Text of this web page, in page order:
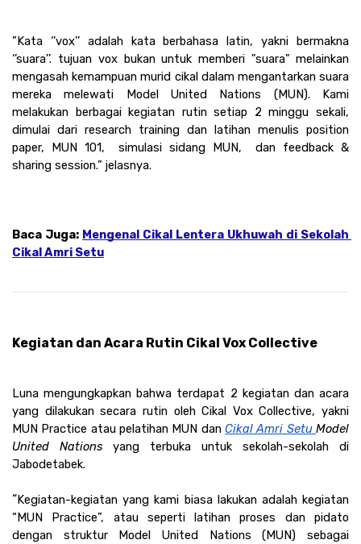
”Kata ‘’vox’’ adalah kata berbahasa latin, yakni bermakna
‘’suara’’. tujuan vox bukan untuk memberi "suara" melainkan
mengasah kemampuan murid cikal dalam mengantarkan suara
mereka melewati Model United Nations (MUN). Kami
melakukan berbagai kegiatan rutin setiap 2 minggu sekali,
dimulai dari research training dan latihan menulis position
paper, MUN 101,  simulasi sidang MUN,  dan feedback &
sharing session.” jelasnya.
Baca Juga: Mengenal Cikal Lentera Ukhuwah di Sekolah
Cikal Amri Setu
Kegiatan dan Acara Rutin Cikal Vox Collective
Luna mengungkapkan bahwa terdapat 2 kegiatan dan acara
yang dilakukan secara rutin oleh Cikal Vox Collective, yakni
MUN Practice atau pelatihan MUN dan Cikal Amri Setu Model
United Nations yang terbuka untuk sekolah-sekolah di
Jabodetabek.
“Kegiatan-kegiatan yang kami biasa lakukan adalah kegiatan
“MUN Practice”, atau seperti latihan proses dan pidato
dengan struktur Model United Nations (MUN) sebagai